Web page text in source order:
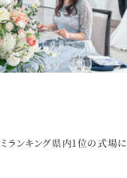
ランキング県内1位の式場に